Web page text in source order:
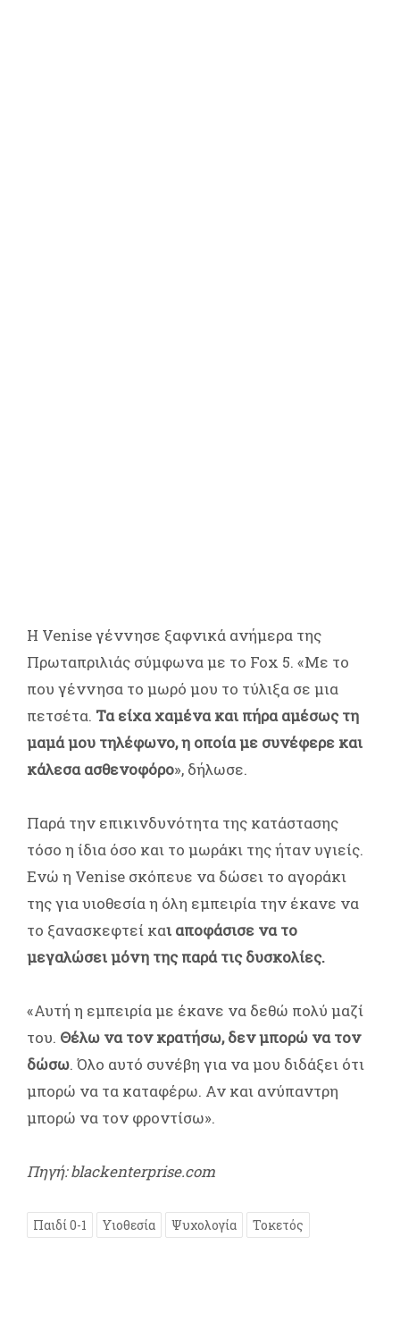
Η Venise γέννησε ξαφνικά ανήμερα της
Πρωταπριλιάς σύμφωνα με το Fox 5. «Με το
που γέννησα το μωρό μου το τύλιξα σε μια
πετσέτα. Τα είχα χαμένα και πήρα αμέσως τη
μαμά μου τηλέφωνο, η οποία με συνέφερε και
κάλεσα ασθενοφόρο», δήλωσε.
Παρά την επικινδυνότητα της κατάστασης
τόσο η ίδια όσο και το μωράκι της ήταν υγιείς.
Ενώ η Venise σκόπευε να δώσει το αγοράκι
της για υιοθεσία η όλη εμπειρία την έκανε να
το ξανασκεφτεί και αποφάσισε να το
μεγαλώσει μόνη της παρά τις δυσκολίες.
«Αυτή η εμπειρία με έκανε να δεθώ πολύ μαζί
του. Θέλω να τον κρατήσω, δεν μπορώ να τον
δώσω. Όλο αυτό συνέβη για να μου διδάξει ότι
μπορώ να τα καταφέρω. Αν και ανύπαντρη
μπορώ να τον φροντίσω».
Πηγή: blackenterprise.com
Παιδί 0-1 Υιοθεσία Ψυχολογία Τοκετός